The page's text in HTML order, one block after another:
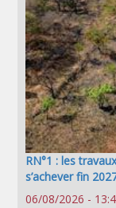
RN°1 : les
s’achever fin
06/08/2026 -